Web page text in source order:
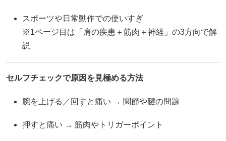
スポーツや日常動作での使いすぎ
※1ページ目は「肩の疾患＋筋肉＋神経」の3方向で解
説
セルフチェックで原因を見極める方法
腕を上げる／回すと痛い → 関節や腱の問題
押すと痛い → 筋肉やトリガーポイント